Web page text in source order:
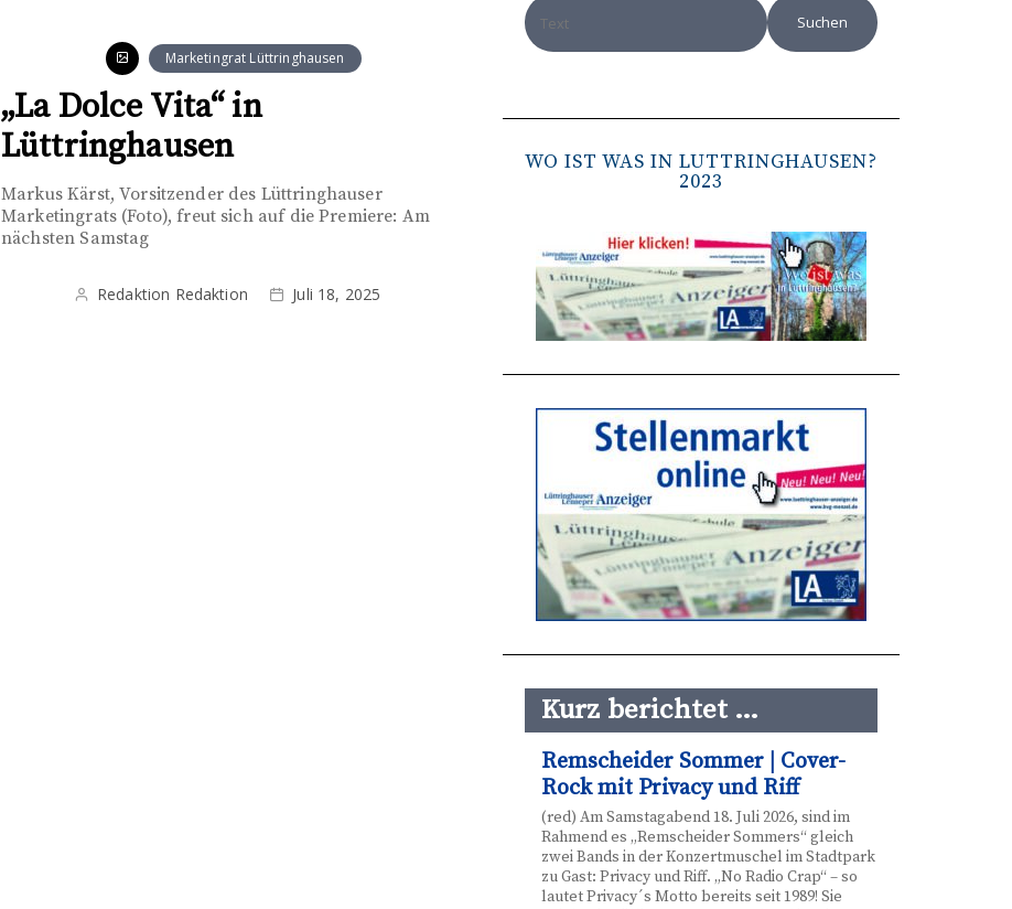
Marketingrat Lüttringhausen
„La Dolce Vita“ in
Lüttringhausen
Markus Kärst, Vorsitzender des Lüttringhauser
Marketingrats (Foto), freut sich auf die Premiere: Am
nächsten Samstag
Redaktion Redaktion Juli 18, 2025
WO IST WAS IN LÜTTRINGHAUSEN?
2023
Kurz berichtet …
Remscheider Sommer | Cover-
Rock mit Privacy und Riff
(red) Am Samstagabend 18. Juli 2026, sind im
Rahmend es „Remscheider Sommers“ gleich
zwei Bands in der Konzertmuschel im Stadtpark
zu Gast: Privacy und Riff. „No Radio Crap“ – so
lautet Privacy´s Motto bereits seit 1989! Sie